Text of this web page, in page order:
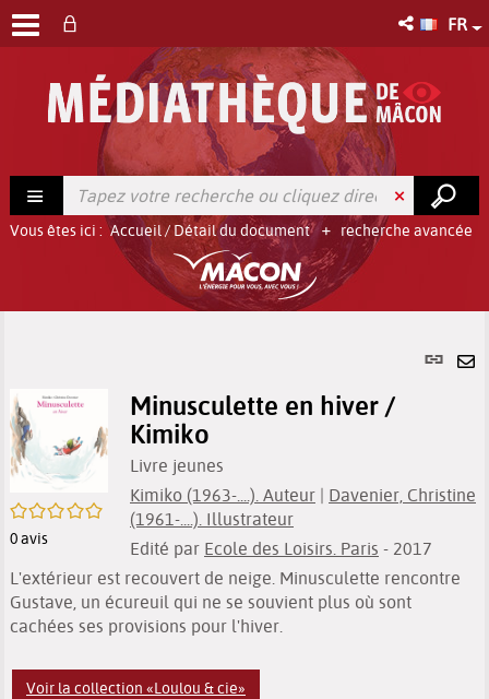
FR
recherche avancée
Vous êtes ici : Accueil/ Détail du document
Lien
/5
0avis
Minusculette en hiver /
Kimiko
Livre jeunes
Kimiko (1963-....). Auteur | Davenier, Christine
(1961-....). Illustrateur
Edité par Ecole des Loisirs. Paris - 2017
L'extérieur est recouvert de neige. Minusculette rencontre
Gustave, un écureuil qui ne se souvient plus où sont
cachées ses provisions pour l'hiver.
Voir la collection «Loulou & cie»